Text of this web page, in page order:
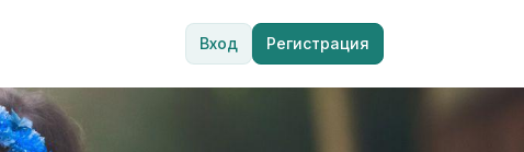
Вход Регистрация